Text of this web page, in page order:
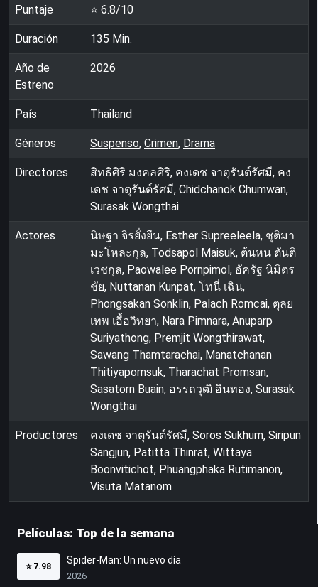
Puntaje ⭐ 6.8/10
Duración 135 Min.
Año de
Estreno
2026
País Thailand
Géneros Suspenso, Crimen, Drama
Directores
สิทธิศิริ มงคลศิริ, คงเดช จาตุรันต์รัศมี, คง
เดช จาตุรันต์รัศมี, Chidchanok Chumwan,
Surasak Wongthai
Actores
นิษฐา จิรยั่งยืน, Esther Supreeleela, ชุติมา
มะโหละกุล, Todsapol Maisuk, ต้นหน ตันติ
เวชกุล, Paowalee Pornpimol, อัครัฐ นิมิตร
ชัย, Nuttanan Kunpat, โทนี่ เฉิน,
Phongsakan Sonklin, Palach Romcai, ตุลย
เทพ เอื้อวิทยา, Nara Pimnara, Anuparp
Suriyathong, Premjit Wongthirawat,
Sawang Thamtarachai, Manatchanan
Thitiyapornsuk, Tharachat Promsan,
Sasatorn Buain, อรรถวุฒิ อินทอง, Surasak
Wongthai
Productores
คงเดช จาตุรันต์รัศมี, Soros Sukhum, Siripun
Sangjun, Patitta Thinrat, Wittaya
Boonvitichot, Phuangphaka Rutimanon,
Visuta Matanom
Películas: Top de la semana
⭐ 7.98
Spider-Man: Un nuevo día
2026